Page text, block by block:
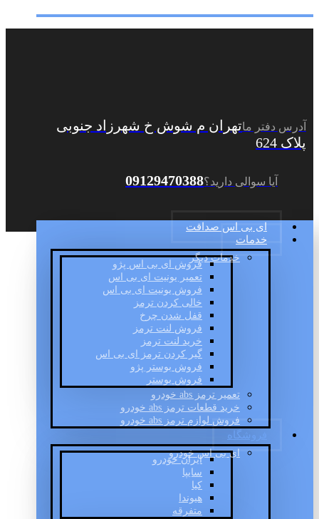
آدرس دفتر ماتهران م شوش خ شهرزاد جنوبی
پلاک 624
آیا سوالی دارید؟09129470388
ای بی اس صداقت
خدمات
خدمات دیگر
فروش ای بی اس پژو
تعمیر یونیت ای بی اس
فروش یونیت ای بی اس
خالی کردن ترمز
قفل شدن چرخ
فروش لنت ترمز
خرید لنت ترمز
گیر کردن ترمز ای بی اس
فروش بوستر پژو
فروش بوستر
تعمیر ترمز abs خودرو
خرید قطعات ترمز abs خودرو
فروش لوازم ترمز abs خودرو
فروشگاه
ای بی اس خودرو
ایران خودرو
سایپا
کیا
هیوندا
متفرقه